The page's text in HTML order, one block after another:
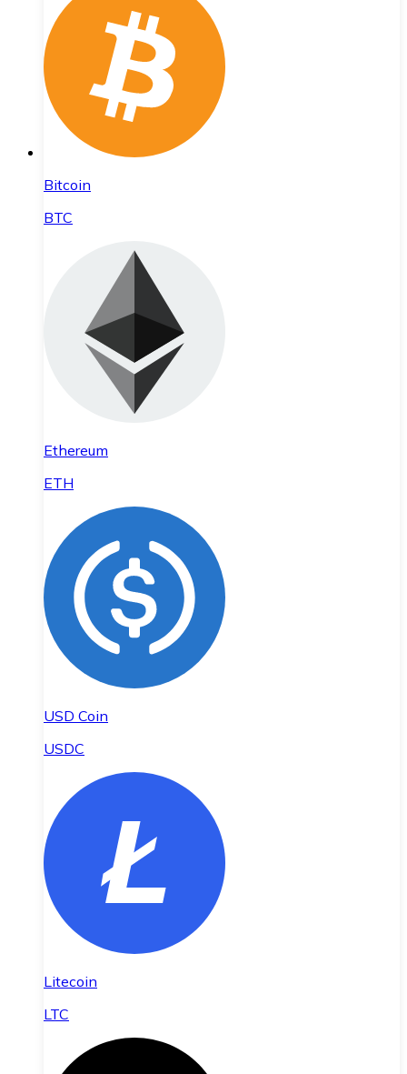
Bitcoin
BTC
Ethereum
ETH
USD Coin
USDC
Litecoin
LTC